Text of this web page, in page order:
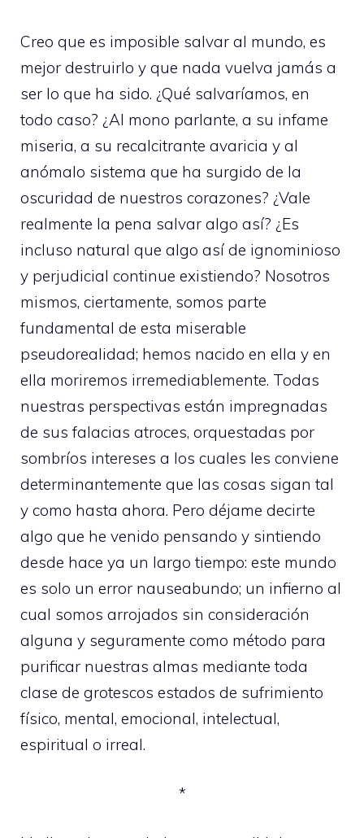
Creo que es imposible salvar al mundo, es
mejor destruirlo y que nada vuelva jamás a
ser lo que ha sido. ¿Qué salvaríamos, en
todo caso? ¿Al mono parlante, a su infame
miseria, a su recalcitrante avaricia y al
anómalo sistema que ha surgido de la
oscuridad de nuestros corazones? ¿Vale
realmente la pena salvar algo así? ¿Es
incluso natural que algo así de ignominioso
y perjudicial continue existiendo? Nosotros
mismos, ciertamente, somos parte
fundamental de esta miserable
pseudorealidad; hemos nacido en ella y en
ella moriremos irremediablemente. Todas
nuestras perspectivas están impregnadas
de sus falacias atroces, orquestadas por
sombríos intereses a los cuales les conviene
determinantemente que las cosas sigan tal
y como hasta ahora. Pero déjame decirte
algo que he venido pensando y sintiendo
desde hace ya un largo tiempo: este mundo
es solo un error nauseabundo; un infierno al
cual somos arrojados sin consideración
alguna y seguramente como método para
purificar nuestras almas mediante toda
clase de grotescos estados de sufrimiento
físico, mental, emocional, intelectual,
espiritual o irreal.
*